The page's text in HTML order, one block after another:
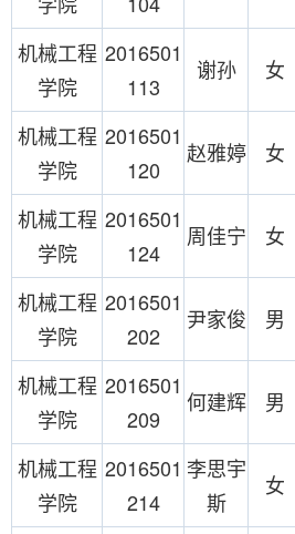
机械工程
学院
2016501
113
谢孙 女
机械工程
学院
2016501
120
赵雅婷 女
机械工程
学院
2016501
124
周佳宁 女
机械工程
学院
2016501
202
尹家俊 男
机械工程
学院
2016501
209
何建辉 男
机械工程
学院
2016501
214
李思宇
斯
女